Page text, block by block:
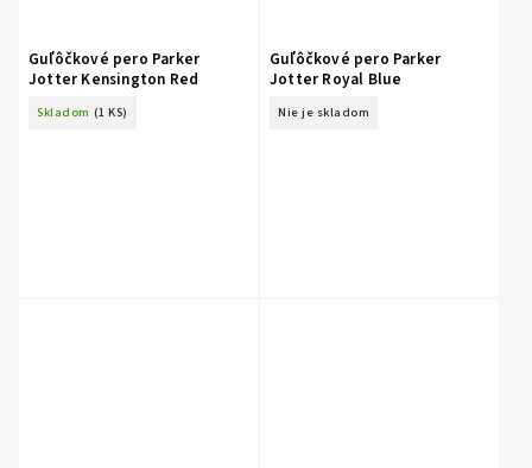
Guľôčkové pero Parker
Jotter Kensington Red
Skladom (1 KS)
Guľôčkové pero Parker
Jotter Royal Blue
Nie je skladom